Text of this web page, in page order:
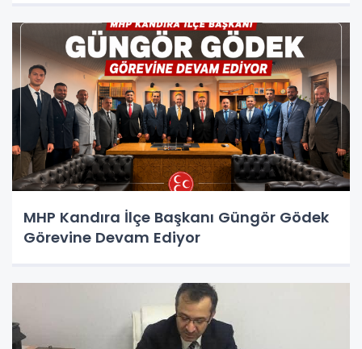
MHP Kandıra İlçe Başkanı Güngör Gödek
Görevine Devam Ediyor